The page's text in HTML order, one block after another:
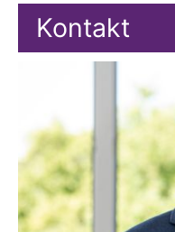
Kontakt